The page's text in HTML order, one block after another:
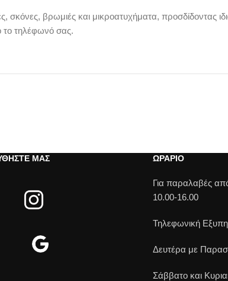
βρωμιές και μικροατυχήματα, προσδίδοντας
το τηλέφωνό σας.
ΜΑΣ ΩΡΑΡΙΟ
Για παραλαβές
10.00-16.00
Τηλεφωνική
Δευτέρα με
Σάββατο και